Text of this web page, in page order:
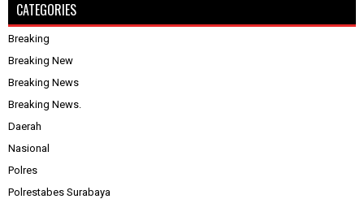
CATEGORIES
Breaking
Breaking New
Breaking News
Breaking News.
Daerah
Nasional
Polres
Polrestabes Surabaya